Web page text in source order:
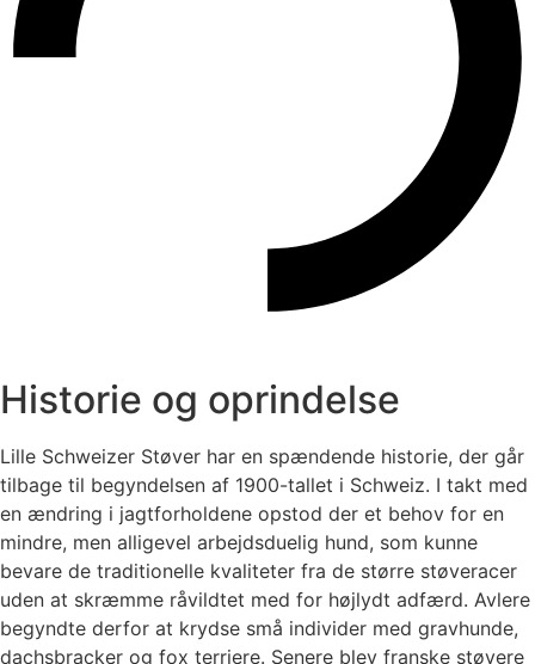
Historie og oprindelse
Lille Schweizer Støver har en spændende historie, der går
tilbage til begyndelsen af 1900-tallet i Schweiz. I takt med
en ændring i jagtforholdene opstod der et behov for en
mindre, men alligevel arbejdsduelig hund, som kunne
bevare de traditionelle kvaliteter fra de større støveracer
uden at skræmme råvildtet med for højlydt adfærd. Avlere
begyndte derfor at krydse små individer med gravhunde,
dachsbracker og fox terriere. Senere blev franske støvere